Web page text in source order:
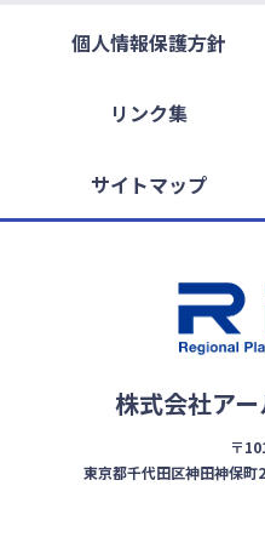
個人情報保護方針
リンク集
サイトマップ
株式会社ア
〒
東京都千代田区神田神保